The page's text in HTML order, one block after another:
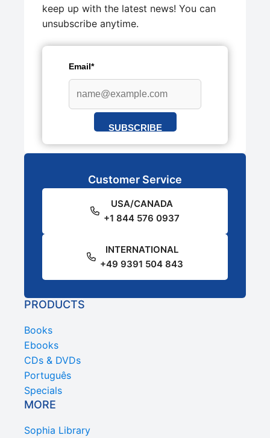
keep up with the latest news! You can
unsubscribe anytime.
Email*
SUBSCRIBE
Customer Service
USA/CANADA
+1 844 576 0937
INTERNATIONAL
+49 9391 504 843
PRODUCTS
Books
Ebooks
CDs & DVDs
Português
Specials
MORE
Sophia Library